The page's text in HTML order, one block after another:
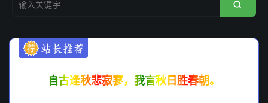

自古逢秋悲寂寥，我言秋日胜春朝。